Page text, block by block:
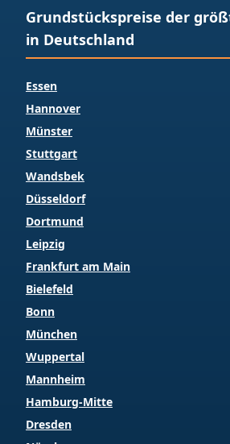
Grundstückspreise der
in Deutschland
Essen
Hannover
Münster
Stuttgart
Wandsbek
Düsseldorf
Dortmund
Leipzig
Frankfurt am Main
Bielefeld
Bonn
München
Wuppertal
Mannheim
Hamburg-Mitte
Dresden